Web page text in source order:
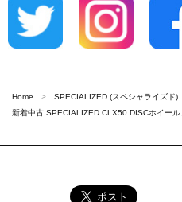
Home
SPECIALIZED (スペシャライズド)
新着中古 SPECIALIZED CLX50 DISCホイー